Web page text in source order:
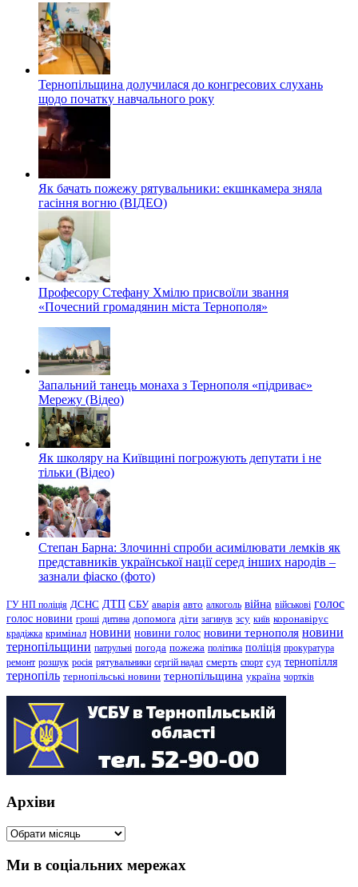
Тернопільщина долучилася до конгресових слухань
щодо початку навчального року
Як бачать пожежу рятувальники: екшнкамера зняла
гасіння вогню (ВІДЕО)
Професору Стефану Хмілю присвоїли звання
«Почесний громадянин міста Тернополя»
Запальний танець монаха з Тернополя «підриває»
Мережу (Відео)
Як школяру на Київщині погрожують депутати і не
тільки (Відео)
Степан Барна: Злочинні спроби асимілювати лемків як
представників української нації серед інших народів –
зазнали фіаско (фото)
ГУ НП поліція ДСНС ДТП СБУ аварія авто алкоголь війна військові голос
голос новини гроші дитина допомога діти загинув зсу київ коронавірус
крадіжка кримінал новини новини голос новини тернополя новини
тернопільщини патрульні погода пожежа політика поліція прокуратура
ремонт розшук росія рятувальники сергій надал смерть спорт суд тернопілля
тернопіль тернопільські новини тернопільщина україна чортків
Архіви
Архіви
Ми в соціальних мережах